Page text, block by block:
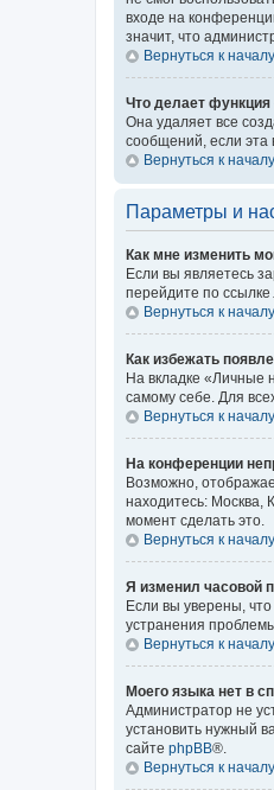
входе на
значит, что
Вернуться к началу
Что делает
Она удаляет все
сообщений, если эта
Вернуться к началу
Параметры и
Как мне изменить
Если вы являетесь
перейдите по ссылке
Вернуться к началу
Как избежать
На вкладке «Личные
самому себе. Для
Вернуться к началу
На конференции
Возможно,
находитесь: Москва,
момент сделать это.
Вернуться к началу
Я изменил часовой
Если вы уверены,
устранения
Вернуться к началу
Моего языка нет в
Администратор не
установить нужный
сайте phpBB®.
Вернуться к началу